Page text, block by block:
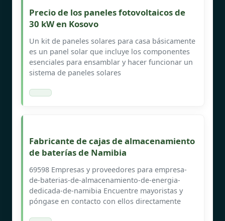
Precio de los paneles fotovoltaicos de
30 kW en Kosovo
Un kit de paneles solares para casa básicamente
es un panel solar que incluye los componentes
esenciales para ensamblar y hacer funcionar un
sistema de paneles solares
Fabricante de cajas de almacenamiento
de baterías de Namibia
69598 Empresas y proveedores para empresa-
de-baterias-de-almacenamiento-de-energia-
dedicada-de-namibia Encuentre mayoristas y
póngase en contacto con ellos directamente